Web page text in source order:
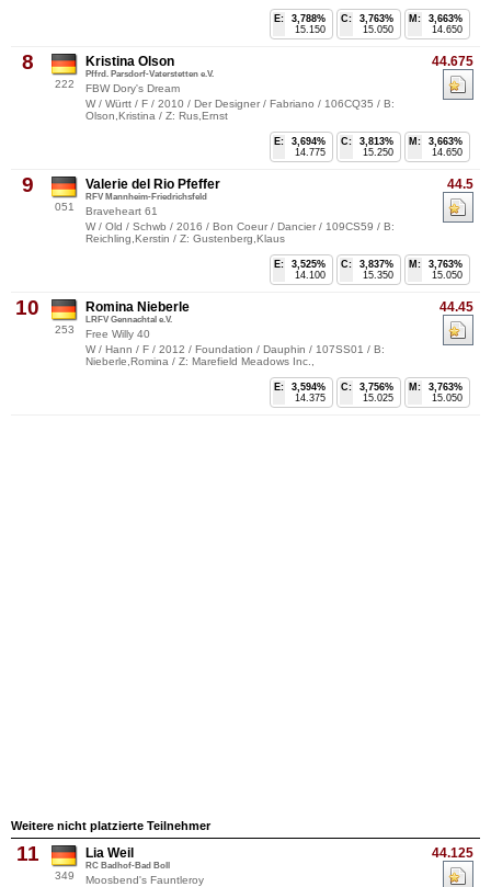
M:
3,663%
14.650
C:
3,763%
15.050
E:
3,788%
15.150
8
222
44.675
Kristina Olson
Pffrd. Parsdorf-Vaterstetten e.V.
FBW Dory's Dream
W / Württ / F / 2010 / Der Designer / Fabriano / 106CQ35 / B:
Olson,Kristina / Z: Rus,Ernst
M:
3,663%
14.650
C:
3,813%
15.250
E:
3,694%
14.775
9
051
44.5
Valerie del Rio Pfeffer
RFV Mannheim-Friedrichsfeld
Braveheart 61
W / Old / Schwb / 2016 / Bon Coeur / Dancier / 109CS59 / B:
Reichling,Kerstin / Z: Gustenberg,Klaus
M:
3,763%
15.050
C:
3,837%
15.350
E:
3,525%
14.100
10
253
44.45
Romina Nieberle
LRFV Gennachtal e.V.
Free Willy 40
W / Hann / F / 2012 / Foundation / Dauphin / 107SS01 / B:
Nieberle,Romina / Z: Marefield Meadows Inc.,
M:
3,763%
15.050
C:
3,756%
15.025
E:
3,594%
14.375
Weitere nicht platzierte Teilnehmer
11
349
44.125
Lia Weil
RC Badhof-Bad Boll
Moosbend's Fauntleroy